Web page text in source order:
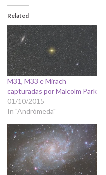
Related
M31, M33 e Mirach
capturadas por Malcolm Park
01/10/2015
In "Andrómeda"